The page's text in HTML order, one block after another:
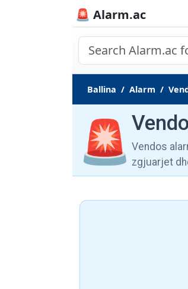
🚨 Alarm.ac
Ballina Alarm
🚨 Vendos
zgjuarjet